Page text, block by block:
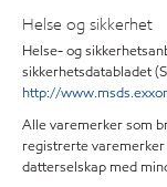
Helse og sikkerhet
Helse- og
sikkerhetsdatabladet
http://
Alle varemerker som
registrerte
datterselskap med